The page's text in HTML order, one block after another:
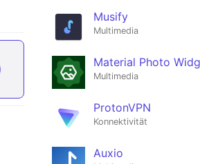
Musify
Multimedia
Material Photo
Multimedia
ProtonVPN
Konnektivität
Auxio